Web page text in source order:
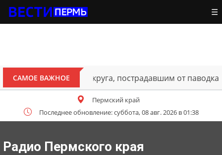
☰
САМОЕ ВАЖНОЕ
Октябрьского округа, пострадавшим от паводка
Пермский край
Последнее обновление: суббота, 08 авг. 2026 в 01:38
Радио Пермского края